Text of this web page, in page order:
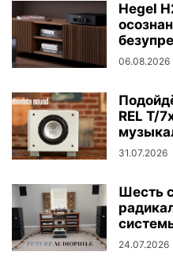
Hegel
06.08.2026
REL T/
31.07.2026
Шесть
24.07.2026